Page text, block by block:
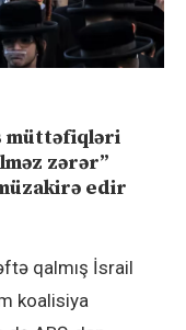
müttəfiqləri
zərər”
edir
qalmış İsrail
koalisiya